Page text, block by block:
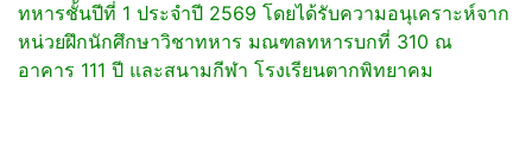
ทหารชั้นปีที่ 1 ประจำปี 2569 โดยได้รับความอนุเคราะห์จาก
หน่วยฝึกนักศึกษาวิชาทหาร มณฑลทหารบกที่ 310 ณ
อาคาร 111 ปี และสนามกีฬา โรงเรียนตากพิทยาคม